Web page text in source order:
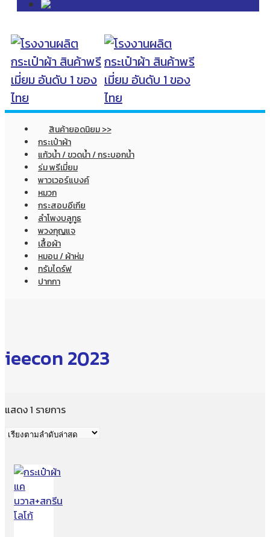
สินค้ายอดนิยม >>
กระเป๋าผ้า
แก้วน้ำ / ขวดน้ำ / กระบอกน้ำ
ร่ม พรีเมี่ยม
พาวเวอร์แบงค์
หมวก
กระสอบอีเกีย
ลำโพงบลูทูธ
พวงกุญแจ
เสื้อผ้า
หมอน / ผ้าห่ม
ทรัมไดร์ฟ
ปากกา
ieecon 2023
แสดง 1 รายการ